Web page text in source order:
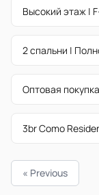
Высокий этаж |
2 спальни |
Оптовая
3br Como
« Previous